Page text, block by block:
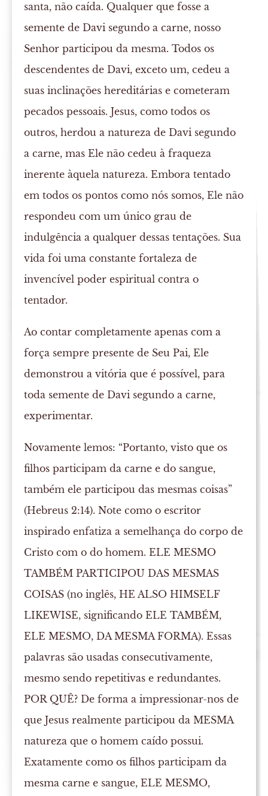
santa, não caída. Qualquer que fosse a
semente de Davi segundo a carne, nosso
Senhor participou da mesma. Todos os
descendentes de Davi, exceto um, cedeu a
suas inclinações hereditárias e cometeram
pecados pessoais. Jesus, como todos os
outros, herdou a natureza de Davi segundo
a carne, mas Ele não cedeu à fraqueza
inerente àquela natureza. Embora tentado
em todos os pontos como nós somos, Ele não
respondeu com um único grau de
indulgência a qualquer dessas tentações. Sua
vida foi uma constante fortaleza de
invencível poder espiritual contra o
tentador.
Ao contar completamente apenas com a
força sempre presente de Seu Pai, Ele
demonstrou a vitória que é possível, para
toda semente de Davi segundo a carne,
experimentar.
Novamente lemos: “Portanto, visto que os
filhos participam da carne e do sangue,
também ele participou das mesmas coisas”
(Hebreus 2:14). Note como o escritor
inspirado enfatiza a semelhança do corpo de
Cristo com o do homem. ELE MESMO
TAMBÉM PARTICIPOU DAS MESMAS
COISAS (no inglês, HE ALSO HIMSELF
LIKEWISE, significando ELE TAMBÉM,
ELE MESMO, DA MESMA FORMA). Essas
palavras são usadas consecutivamente,
mesmo sendo repetitivas e redundantes.
POR QUÊ? De forma a impressionar-nos de
que Jesus realmente participou da MESMA
natureza que o homem caído possui.
Exatamente como os filhos participam da
mesma carne e sangue, ELE MESMO,